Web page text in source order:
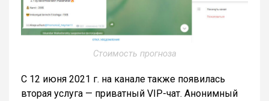
Стоимость прогноза
С 12 июня 2021 г. на канале также появилась
вторая услуга — приватный VIP-чат. Анонимный